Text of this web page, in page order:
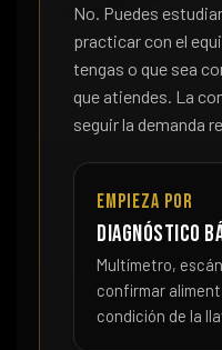
No. Puedes
practicar con el
tengas o que sea
que atiendes. La
seguir la demanda
Empieza por
Diagnóstico
Multímetro,
confirmar
condición de la